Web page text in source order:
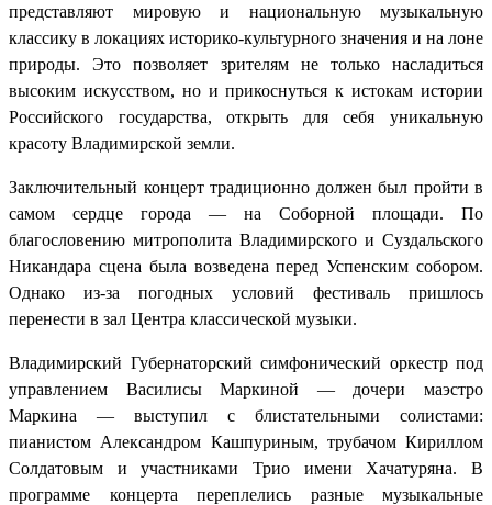
представляют мировую и национальную музыкальную
классику в локациях историко‑культурного значения и на лоне
природы. Это позволяет зрителям не только насладиться
высоким искусством, но и прикоснуться к истокам истории
Российского государства, открыть для себя уникальную
красоту Владимирской земли.
Заключительный концерт традиционно должен был пройти в
самом сердце города — на Соборной площади. По
благословению митрополита Владимирского и Суздальского
Никандара сцена была возведена перед Успенским собором.
Однако из-за погодных условий фестиваль пришлось
перенести в зал Центра классической музыки.
Владимирский Губернаторский симфонический оркестр под
управлением Василисы Маркиной — дочери маэстро
Маркина — выступил с блистательными солистами:
пианистом Александром Кашпуриным, трубачом Кириллом
Солдатовым и участниками Трио имени Хачатуряна. В
программе концерта переплелись разные музыкальные